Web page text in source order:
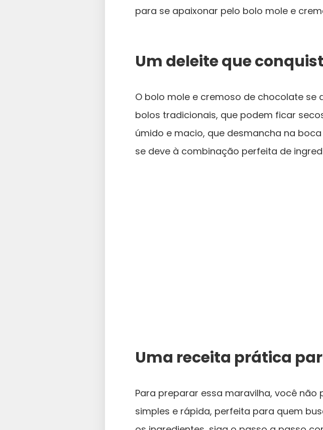
para se apaixonar pelo bolo mole e
Um deleite que
O bolo mole e cremoso de chocolate
bolos tradicionais, que podem ficar
úmido e macio, que desmancha na
se deve à combinação perfeita de
Uma receita prática
Para preparar essa maravilha, você não
simples e rápida, perfeita para quem